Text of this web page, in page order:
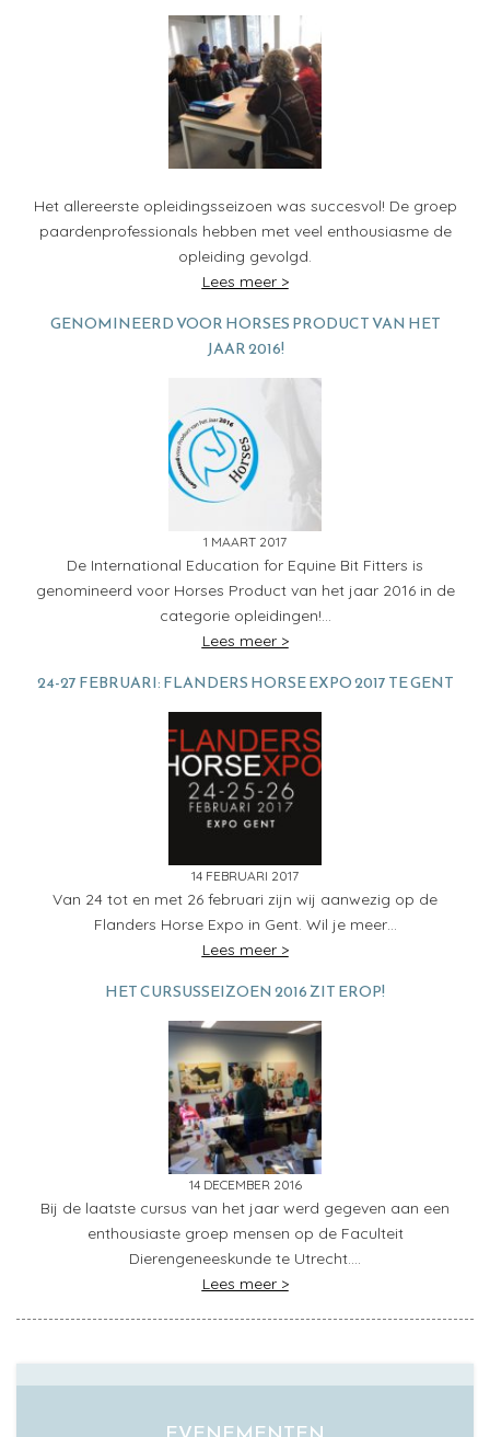
Het allereerste opleidingsseizoen was succesvol! De groep
paardenprofessionals hebben met veel enthousiasme de
opleiding gevolgd.
Lees meer >
GENOMINEERD VOOR HORSES PRODUCT VAN HET
JAAR 2016!
1 MAART 2017
De International Education for Equine Bit Fitters is
genomineerd voor Horses Product van het jaar 2016 in de
categorie opleidingen!…
Lees meer >
24-27 FEBRUARI: FLANDERS HORSE EXPO 2017 TE GENT
14 FEBRUARI 2017
Van 24 tot en met 26 februari zijn wij aanwezig op de
Flanders Horse Expo in Gent. Wil je meer…
Lees meer >
HET CURSUSSEIZOEN 2016 ZIT EROP!
14 DECEMBER 2016
Bij de laatste cursus van het jaar werd gegeven aan een
enthousiaste groep mensen op de Faculteit
Dierengeneeskunde te Utrecht….
Lees meer >